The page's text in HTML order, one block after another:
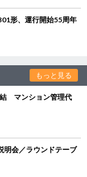
形、運行開始55周年
もっと見る
結 マンション管理代
会／ラウンドテーブ